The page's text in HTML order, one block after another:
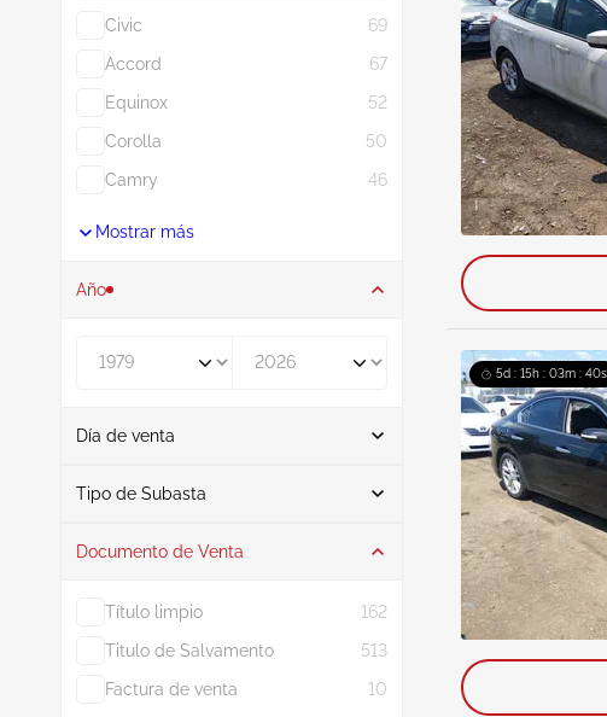
Civic
69
Accord
67
Equinox
52
Corolla
50
Camry
46
Mostrar más
Año
Día de venta
De
Tipo de Subasta
Subasta 1904
Documento de Venta
Título limpio
162
Titulo de Salvamento
513
Factura de venta
10
5d : 15h : 03m : 39s